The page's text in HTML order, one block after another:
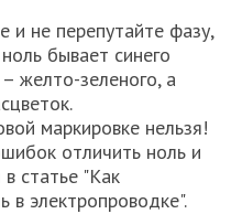
и не перепутайте фазу,
бывает синего
желто-зеленого, а
маркировке нельзя!
отличить ноль и
статье "Как
в электропроводке".